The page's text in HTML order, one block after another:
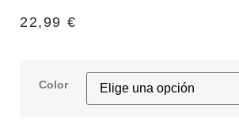
22,99 €
Color